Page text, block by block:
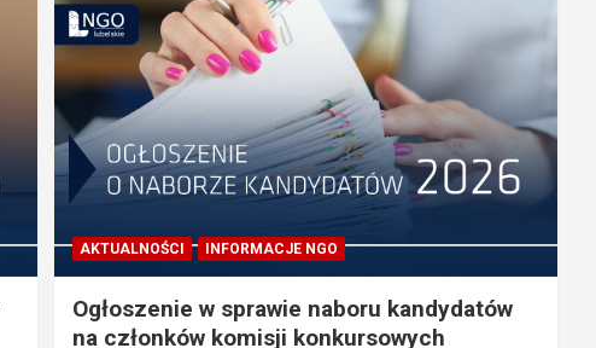
AKTUALNOŚCI INFORMACJE NGO
Ogłoszenie w sprawie naboru kandydatów
na członków komisji konkursowych